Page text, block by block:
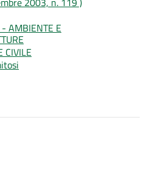
AMBIENTE E
CIVILE